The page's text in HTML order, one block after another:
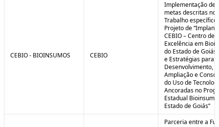
CEBIO - BIOINSUMOS CEBIO
Implementação de
metas descritas no
Trabalho específico
Projeto de
CEBIO – Centro de
Excelência em
do Estado de Goiás
e Estratégias para o
Desenvolvimento,
Ampliação e
do Uso de
Ancoradas no
Estadual
Estado de Goiás”
Parceria entre a